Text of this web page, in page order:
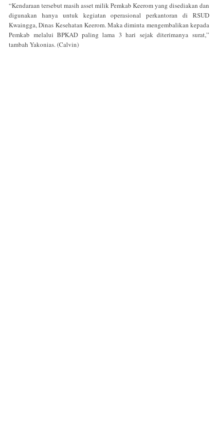
“Kendaraan tersebut masih asset milik Pemkab Keerom yang disediakan dan
digunakan hanya untuk kegiatan operasional perkantoran di RSUD
Kwaingga, Dinas Kesehatan Keerom. Maka diminta mengembalikan kepada
Pemkab melalui BPKAD paling lama 3 hari sejak diterimanya surat,”
tambah Yakonias. (Calvin)